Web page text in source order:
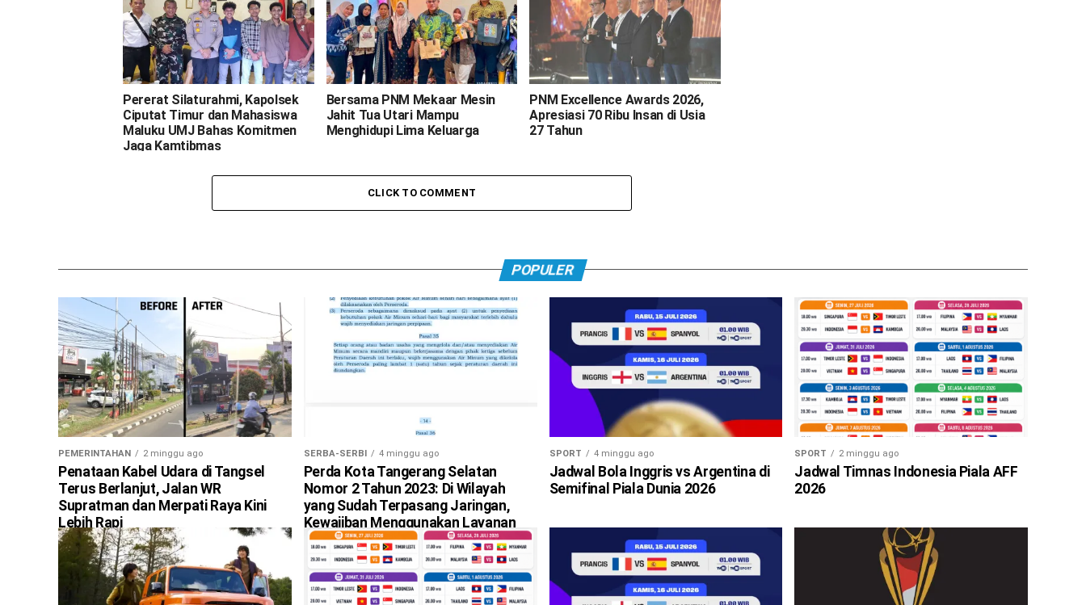
Pererat Silaturahmi, Kapolsek
Ciputat Timur dan Mahasiswa
Maluku UMJ Bahas Komitmen
Jaga Kamtibmas
Bersama PNM Mekaar Mesin
Jahit Tua Utari Mampu
Menghidupi Lima Keluarga
PNM Excellence Awards 2026,
Apresiasi 70 Ribu Insan di Usia
27 Tahun
CLICK TO COMMENT
POPULER
PEMERINTAHAN 2 minggu ago
Penataan Kabel Udara di Tangsel
Terus Berlanjut, Jalan WR
Supratman dan Merpati Raya Kini
Lebih Rapi
SERBA-SERBI 4 minggu ago
Perda Kota Tangerang Selatan
Nomor 2 Tahun 2023: Di Wilayah
yang Sudah Terpasang Jaringan,
Kewajiban Menggunakan Layanan
PAM Mulai Berlaku
SPORT 4 minggu ago
Jadwal Bola Inggris vs Argentina di
Semifinal Piala Dunia 2026
SPORT 2 minggu ago
Jadwal Timnas Indonesia Piala AFF
2026